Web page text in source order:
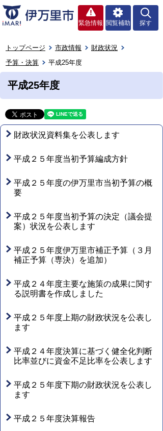
緊急情報 閲覧補助 探す
トップページ 市政情報
財政状況
予算・決算
平成25年度
平成25年度
財政状況資料集を公表します
平成２５年度当初予算編成方針
平成２５年度の伊万里市当初予算の概
要
平成２５年度当初予算の決定（議会提
案）状況を公表します
平成２５年度伊万里市補正予算（３月
補正予算（専決）を追加）
平成２４年度主要な施策の成果に関す
る説明書を作成しました
平成２５年度上期の財政状況を公表し
ます
平成２４年度決算に基づく健全化判断
比率並びに資金不足比率を公表します
平成２５年度下期の財政状況を公表し
ます
平成２５年度決算報告